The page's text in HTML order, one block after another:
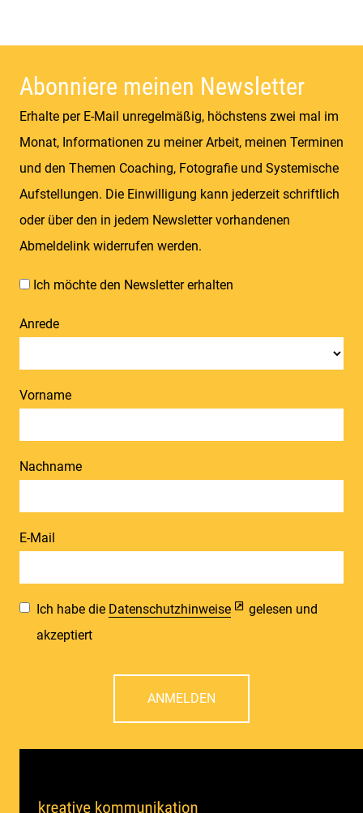
Abonniere meinen Newsletter
Erhalte per E-Mail unregelmäßig, höchstens zwei mal im
Monat, Informationen zu meiner Arbeit, meinen Terminen
und den Themen Coaching, Fotografie und Systemische
Aufstellungen. Die Einwilligung kann jederzeit schriftlich
oder über den in jedem Newsletter vorhandenen
Abmeldelink widerrufen werden.
Ich möchte den Newsletter erhalten
Anrede
Vorname
Nachname
E-Mail
Ich habe die Datenschutzhinweise
gelesen und
akzeptiert
ANMELDEN